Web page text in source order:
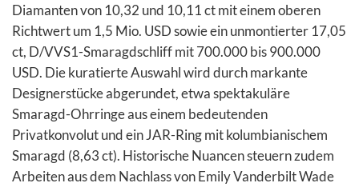
Diamanten von 10,32 und 10,11 ct mit einem oberen
Richtwert um 1,5 Mio. USD sowie ein unmontierter 17,05
ct, D/VVS1-Smaragdschliff mit 700.000 bis 900.000
USD. Die kuratierte Auswahl wird durch markante
Designerstücke abgerundet, etwa spektakuläre
Smaragd-Ohrringe aus einem bedeutenden
Privatkonvolut und ein JAR-Ring mit kolumbianischem
Smaragd (8,63 ct). Historische Nuancen steuern zudem
Arbeiten aus dem Nachlass von Emily Vanderbilt Wade